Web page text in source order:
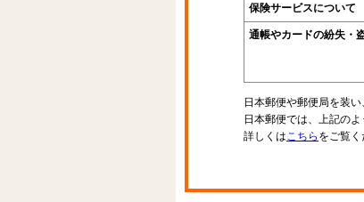
保険サービスについて
通帳やカードの紛失・
日本郵便や郵便局を装
日本郵便では、上記の
詳しくはこちら をご覧く